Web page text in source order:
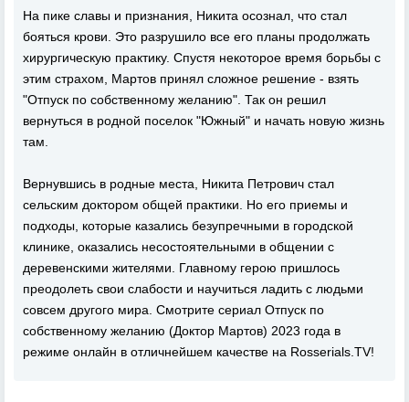
На пике славы и признания, Никита осознал, что стал
бояться крови. Это разрушило все его планы продолжать
хирургическую практику. Спустя некоторое время борьбы с
этим страхом, Мартов принял сложное решение - взять
"Отпуск по собственному желанию". Так он решил
вернуться в родной поселок "Южный" и начать новую жизнь
там.
Вернувшись в родные места, Никита Петрович стал
сельским доктором общей практики. Но его приемы и
подходы, которые казались безупречными в городской
клинике, оказались несостоятельными в общении с
деревенскими жителями. Главному герою пришлось
преодолеть свои слабости и научиться ладить с людьми
совсем другого мира. Смотрите сериал Отпуск по
собственному желанию (Доктор Мартов) 2023 года в
режиме онлайн в отличнейшем качестве на Rosserials.TV!